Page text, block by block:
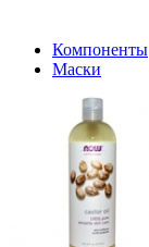
Компоненты
Маски